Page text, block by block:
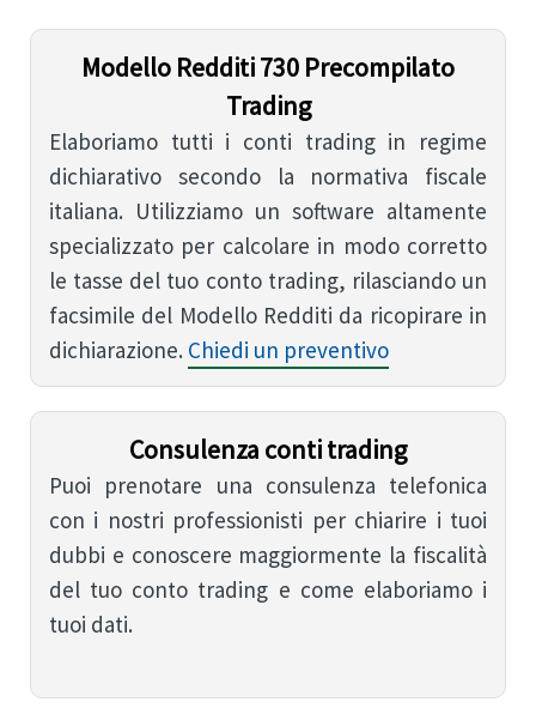
Modello Redditi 730 Precompilato
Trading
Elaboriamo tutti i conti trading in regime
dichiarativo secondo la normativa fiscale
italiana. Utilizziamo un software altamente
specializzato per calcolare in modo corretto
le tasse del tuo conto trading, rilasciando un
facsimile del Modello Redditi da ricopirare in
dichiarazione. Chiedi un preventivo
Consulenza conti trading
Puoi prenotare una consulenza telefonica
con i nostri professionisti per chiarire i tuoi
dubbi e conoscere maggiormente la fiscalità
del tuo conto trading e come elaboriamo i
tuoi dati.